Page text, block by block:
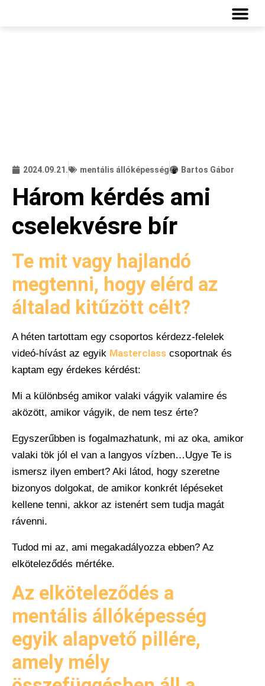
2024.09.21. mentális állóképesség Bartos Gábor
Három kérdés ami
cselekvésre bír
Te mit vagy hajlandó
megtenni, hogy elérd az
általad kitűzött célt?
A héten tartottam egy csoportos kérdezz-felelek
videó-hívást az egyik Masterclass csoportnak és
kaptam egy érdekes kérdést:
Mi a különbség amikor valaki vágyik valamire és
aközött, amikor vágyik, de nem tesz érte?
Egyszerűbben is fogalmazhatunk, mi az oka, amikor
valaki tök jól el van a langyos vízben…Ugye Te is
ismersz ilyen embert? Aki látod, hogy szeretne
bizonyos dolgokat, de amikor konkrét lépéseket
kellene tenni, akkor az istenért sem tudja magát
rávenni.
Tudod mi az, ami megakadályozza ebben? Az
elköteleződés mértéke.
Az elköteleződés a
mentális állóképesség
egyik alapvető pillére,
amely mély